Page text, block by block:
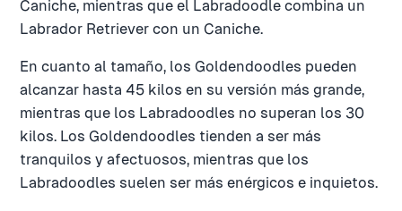
Caniche, mientras que el Labradoodle combina un
Labrador Retriever con un Caniche.
En cuanto al tamaño, los Goldendoodles pueden
alcanzar hasta 45 kilos en su versión más grande,
mientras que los Labradoodles no superan los 30
kilos. Los Goldendoodles tienden a ser más
tranquilos y afectuosos, mientras que los
Labradoodles suelen ser más enérgicos e inquietos.